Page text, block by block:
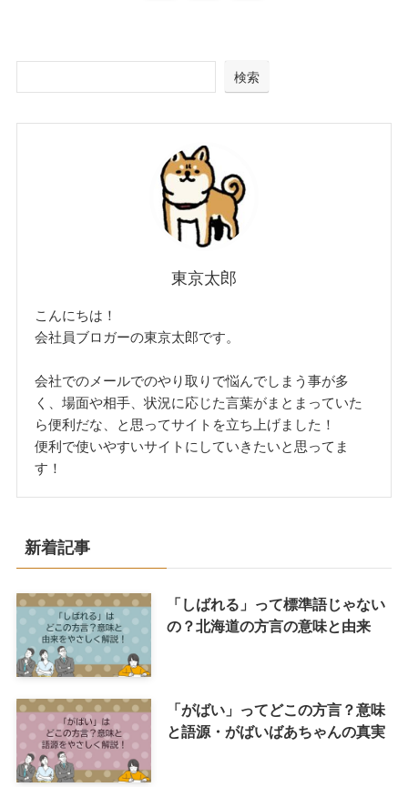
検索
東京太郎
こんにちは！
会社員ブロガーの東京太郎です。
会社でのメールでのやり取りで悩んでしまう事が多
く、場面や相手、状況に応じた言葉がまとまっていた
ら便利だな、と思ってサイトを立ち上げました！
便利で使いやすいサイトにしていきたいと思ってま
す！
新着記事
「しばれる」って標準語じゃない
の？北海道の方言の意味と由来
「がばい」ってどこの方言？意味
と語源・がばいばあちゃんの真実